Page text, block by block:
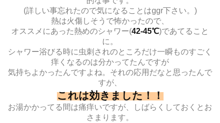
(詳しい事忘れたので気になることはggr下さい。)
熱は火傷しそうで怖かったので、
オススメにあった熱めのシャワー(42-45℃)であてること
に。
シャワー浴びる時に虫刺されのところだけ一瞬ものすごく
痒くなるのは分かってたんですが
気持ちよかったんですよね。それの応用だなと思ったんで
すが、
これは効きました！！
お湯かかってる間は痛痒いですが、しばらくしておくとお
さまります。